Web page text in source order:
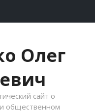
Олег
сайт о
общественном